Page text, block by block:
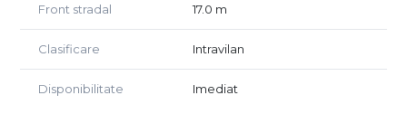
Front stradal 17.0 m
Clasificare Intravilan
Disponibilitate Imediat